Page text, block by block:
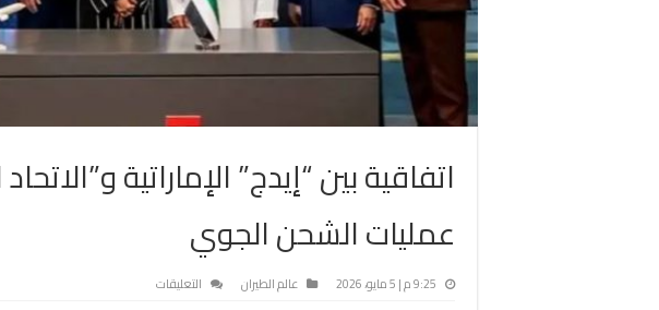
اتفاقية بين “إيدج” الإماراتية
عمليات الشحن الجوي
9:25 م | 5 مايو، 2026 عالم الطيران التعليقات